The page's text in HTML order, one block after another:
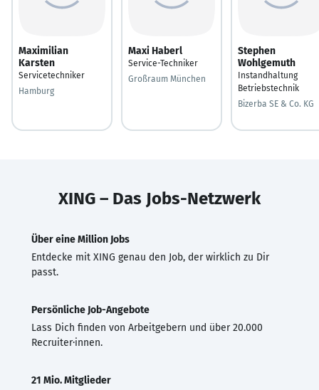
Maximilian
Karsten
Servicetechniker
Hamburg
Maxi Haberl
Service-Techniker
Großraum München
Stephen
Wohlgemuth
Instandhaltung
Betriebstechnik
Bizerba SE & Co. KG
XING – Das Jobs-Netzwerk
Über eine Million Jobs
Entdecke mit XING genau den Job, der wirklich zu Dir
passt.
Persönliche Job-Angebote
Lass Dich finden von Arbeitgebern und über 20.000
Recruiter·innen.
21 Mio. Mitglieder